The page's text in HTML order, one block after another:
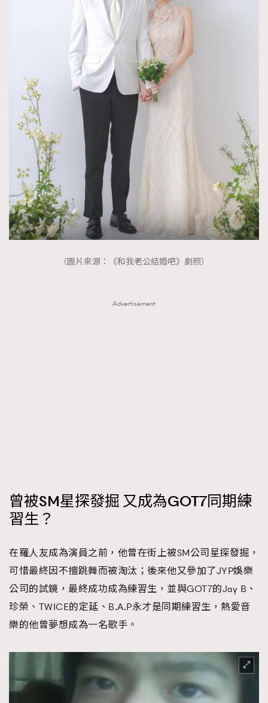
（圖片來源：《和我老公結婚吧》劇照）
Advertisement
曾被SM星探發掘 又成為GOT7同期練
習生？
在羅人友成為演員之前，他曾在街上被SM公司星探發掘，
可惜最終因不擅跳舞而被淘汰；後來他又參加了JYP娛樂
公司的試鏡，最終成功成為練習生，並與GOT7的Jay B、
珍榮、TWICE的定延、B.A.P永才是同期練習生，熱愛音
樂的他曾夢想成為一名歌手。